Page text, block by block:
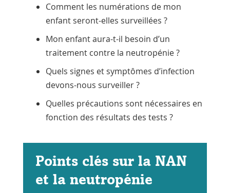
Comment les numérations de mon
enfant seront-elles surveillées ?
Mon enfant aura-t-il besoin d’un
traitement contre la neutropénie ?
Quels signes et symptômes d’infection
devons-nous surveiller ?
Quelles précautions sont nécessaires en
fonction des résultats des tests ?
Points clés sur la NAN
et la neutropénie